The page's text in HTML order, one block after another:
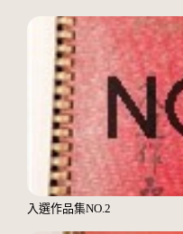
入選作品集NO.2